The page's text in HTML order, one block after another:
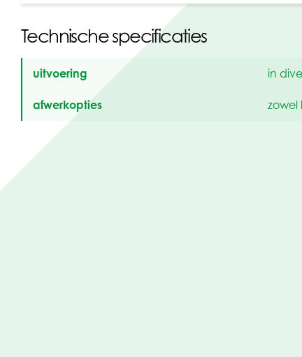
Technische specificaties
uitvoering in
afwerkopties zowel